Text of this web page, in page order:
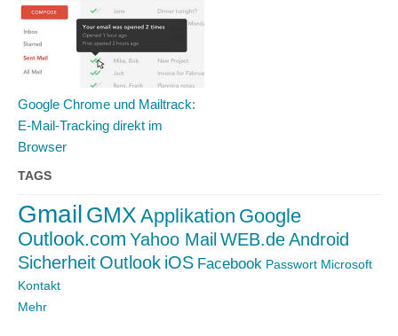
Google Chrome und Mailtrack:
E-Mail-Tracking direkt im
Browser
TAGS
Gmail GMX Applikation Google
Outlook.com Yahoo Mail WEB.deAndroid
Sicherheit Outlook iOS Facebook Passwort Microsoft
Kontakt
Mehr